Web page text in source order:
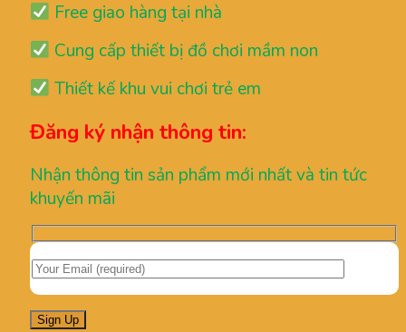
Free giao hàng tại nhà
Cung cấp thiết bị đồ chơi mầm non
Thiết kế khu vui chơi trẻ em
Đăng ký nhận thông tin:
Nhận thông tin sản phẩm mới nhất và tin tức
khuyến mãi